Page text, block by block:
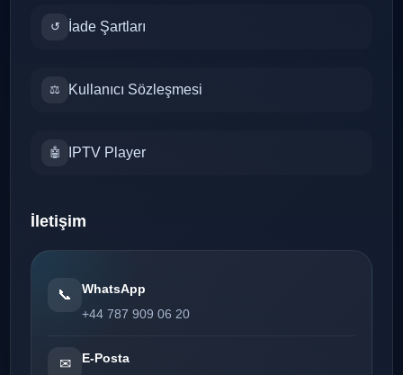
↺ İade Şartları
⚖ Kullanıcı Sözleşmesi
🤖 IPTV Player
İletişim
📞
WhatsApp
+44 787 909 06 20
✉
E-Posta